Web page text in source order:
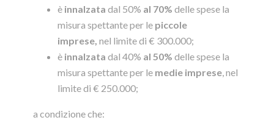
è innalzata dal 50% al 70% delle spese la
misura spettante per le piccole
imprese, nel limite di € 300.000;
è innalzata dal 40% al 50% delle spese la
misura spettante per le medie imprese , nel
limite di € 250.000;
a condizione che: